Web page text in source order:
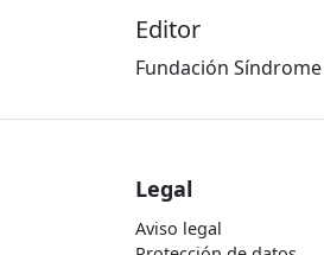
Editor
Fundación
Legal
Aviso legal